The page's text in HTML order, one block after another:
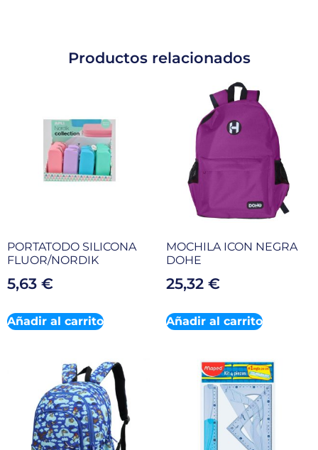
Productos relacionados
PORTATODO SILICONA
FLUOR/NORDIK
5,63 €
Añadir al carrito
MOCHILA ICON NEGRA
DOHE
25,32 €
Añadir al carrito